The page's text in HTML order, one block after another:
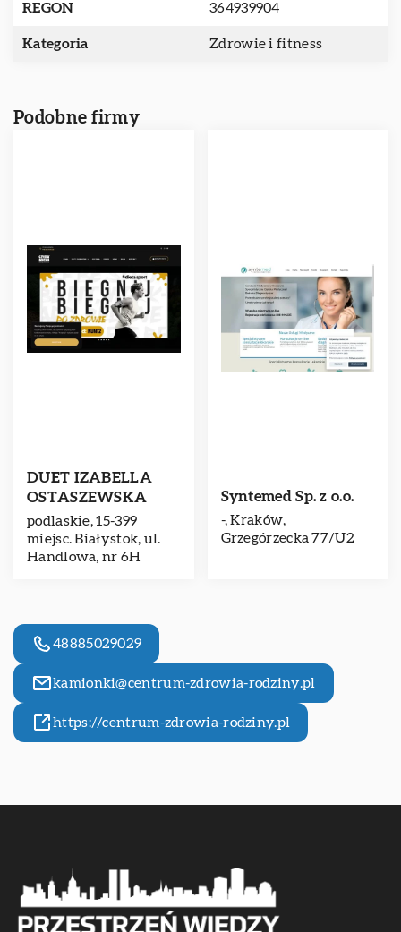
REGON 364939904
Kategoria Zdrowie i fitness
Podobne firmy
DUET IZABELLA
OSTASZEWSKA
podlaskie, 15-399
miejsc. Białystok, ul.
Handlowa, nr 6H
Syntemed Sp. z o.o.
-, Kraków,
Grzegórzecka 77/U2
48885029029
kamionki@centrum-zdrowia-rodziny.pl
https://centrum-zdrowia-rodziny.pl